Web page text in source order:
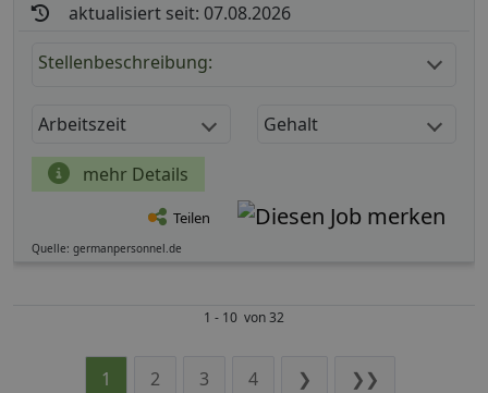
aktualisiert seit: 07.08.2026
Stellenbeschreibung:
Arbeitszeit Gehalt
mehr Details
Teilen
Quelle: germanpersonnel.de
1 - 10 von 32
1 2 3 4 ❯ ❯❯